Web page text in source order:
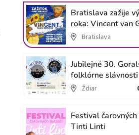
Bratislava zažije
roka: Vincent van
v unikátnej
Bratislava
Jubilejné 30.
folklórne slávnosti
blížiaŽdiar
Festival
Tinti Linti